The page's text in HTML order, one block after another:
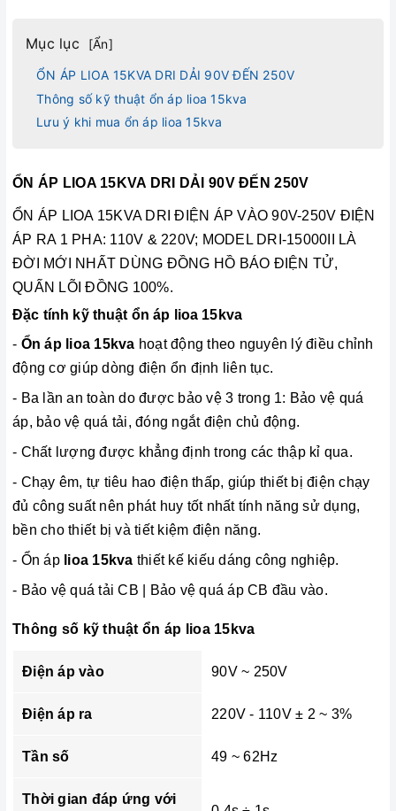
Mục lục [Ẩn]
ỔN ÁP LIOA 15KVA DRI DẢI 90V ĐẾN 250V
Thông số kỹ thuật ổn áp lioa 15kva
Lưu ý khi mua ổn áp lioa 15kva
ỔN ÁP LIOA 15KVA DRI DẢI 90V ĐẾN 250V
ỔN ÁP LIOA 15KVA DRI ĐIỆN ÁP VÀO 90V-250V ĐIỆN
ÁP RA 1 PHA: 110V & 220V; MODEL DRI-15000II LÀ
ĐỜI MỚI NHẤT DÙNG ĐỒNG HỒ BÁO ĐIỆN TỬ,
QUẤN LÕI ĐỒNG 100%.
Đặc tính kỹ thuật ổn áp lioa 15kva
- Ổn áp lioa 15kva hoạt động theo nguyên lý điều chỉnh
động cơ giúp dòng điện ổn định liên tục.
- Ba lần an toàn do được bảo vệ 3 trong 1: Bảo vệ quá
áp, bảo vệ quá tải, đóng ngắt điện chủ động.
- Chất lượng được khẳng định trong các thập kỉ qua.
- Chạy êm, tự tiêu hao điện thấp, giúp thiết bị điện chạy
đủ công suất nên phát huy tốt nhất tính năng sử dụng,
bền cho thiết bị và tiết kiệm điện năng.
- Ổn áp lioa 15kva thiết kế kiếu dáng công nghiệp.
- Bảo vệ quá tải CB | Bảo vệ quá áp CB đầu vào.
Thông số kỹ thuật ổn áp lioa 15kva
Điện áp vào 90V ~ 250V
Điện áp ra 220V - 110V ± 2 ~ 3%
Tần số 49 ~ 62Hz
Thời gian đáp ứng với